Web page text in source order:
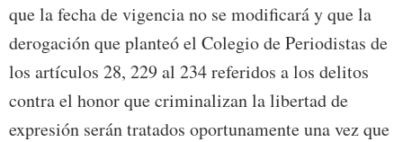
que la fecha de vigencia no se modificará y que la
derogación que planteó el Colegio de Periodistas de
los artículos 28, 229 al 234 referidos a los delitos
contra el honor que criminalizan la libertad de
expresión serán tratados oportunamente una vez que